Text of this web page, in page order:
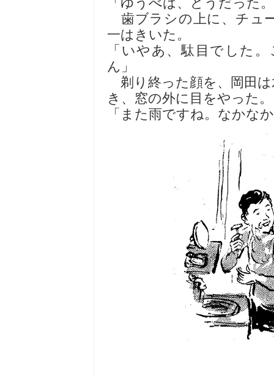
歯ブラシの上に、チュ
一はきいた。
「いやあ、駄目でした
ん」
剃り終った顔を、岡田
き、窓の外に目をやった。
「また雨ですね。なかな